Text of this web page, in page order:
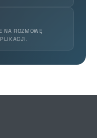
NA ROZMOWĘ